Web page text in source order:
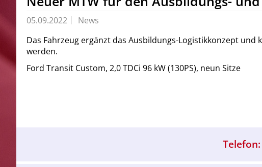
05.09.2022
News
Das Fahrzeug ergänzt das Ausbildungs-Logistikkonzept
werden.
Ford Transit Custom, 2,0 TDCi 96 kW (130PS), neun Sitze
Telefon: